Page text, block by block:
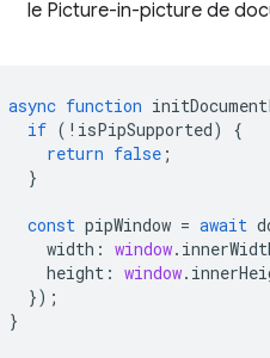
le Picture-in-picture de
async function
if ( ! isPipSupported)
{
return false ;
}
const pipWindow = await
width : window.
height : window.
});
}